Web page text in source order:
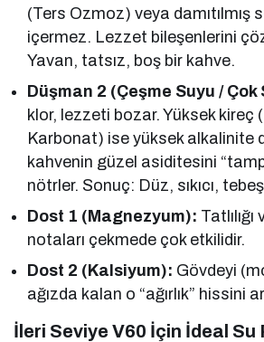
(Ters Ozmoz) veya damıtılmış
içermez. Lezzet bileşenlerini
Yavan, tatsız, boş bir kahve.
Düşman 2 (Çeşme Suyu / Çok
klor, lezzeti bozar. Yüksek kireç
Karbonat) ise yüksek alkalinite
kahvenin güzel asiditesini
nötrler. Sonuç: Düz, sıkıcı,
Dost 1 (Magnezyum):
notaları çekmede çok etkilidir.
Dost 2 (Kalsiyum): Gövdeyi
ağızda kalan o “ağırlık” hissini
İleri Seviye V60 İçin İdeal Su